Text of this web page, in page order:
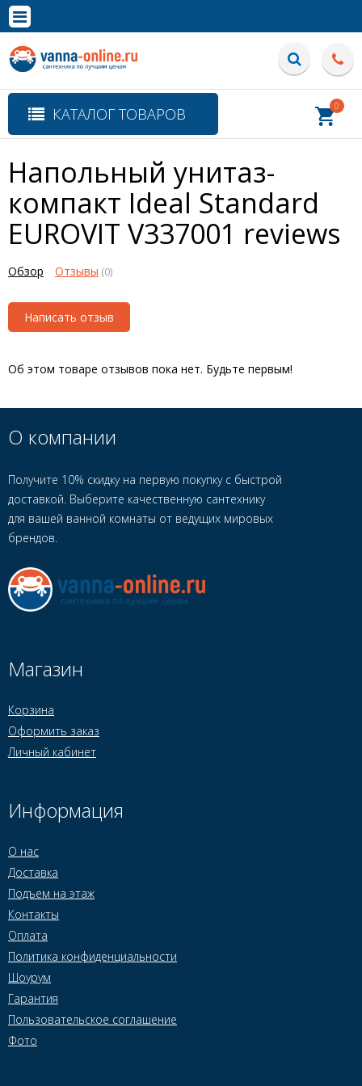
Полная версия сайта
КАТАЛОГ ТОВАРОВ 0
Напольный унитаз-
компакт Ideal Standard
EUROVIT V337001 reviews
Обзор Отзывы (0)
Написать отзыв
Об этом товаре отзывов пока нет. Будьте первым!
О компании
Получите 10% скидку на первую покупку с быстрой
доставкой. Выберите качественную сантехнику
для вашей ванной комнаты от ведущих мировых
брендов.
Магазин
Корзина
Оформить заказ
Личный кабинет
Информация
О нас
Доставка
Подъем на этаж
Контакты
Оплата
Политика конфиденциальности
Шоурум
Гарантия
Пользовательское соглашение
Фото